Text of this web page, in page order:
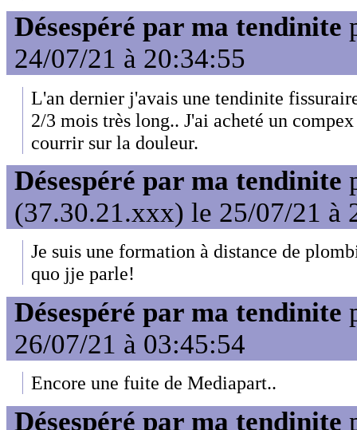
Désespéré par ma tendinite
24/07/21 à 20:34:55
L'an dernier j'avais une tendinite
2/3 mois très long.. J'ai acheté un
courrir sur la douleur.
Désespéré par ma tendinite
(37.30.21.xxx) le 25/07/21 à
Je suis une formation à distance de
quo jje parle!
Désespéré par ma tendinite
26/07/21 à 03:45:54
Encore une fuite de Mediapart..
Désespéré par ma tendinite